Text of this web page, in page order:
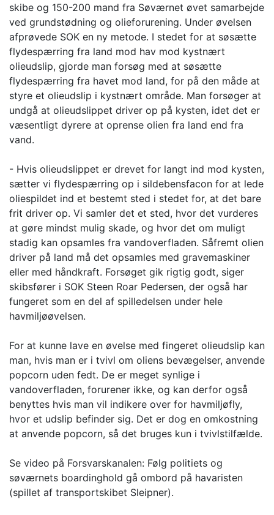
skibe og 150-200 mand fra Søværnet øvet samarbejde
ved grundstødning og olieforurening. Under øvelsen
afprøvede SOK en ny metode. I stedet for at søsætte
flydespærring fra land mod hav mod kystnært
olieudslip, gjorde man forsøg med at søsætte
flydespærring fra havet mod land, for på den måde at
styre et olieudslip i kystnært område. Man forsøger at
undgå at olieudslippet driver op på kysten, idet det er
væsentligt dyrere at oprense olien fra land end fra
vand.
- Hvis olieudslippet er drevet for langt ind mod kysten,
sætter vi flydespærring op i sildebensfacon for at lede
oliespildet ind et bestemt sted i stedet for, at det bare
frit driver op. Vi samler det et sted, hvor det vurderes
at gøre mindst mulig skade, og hvor det om muligt
stadig kan opsamles fra vandoverfladen. Såfremt olien
driver på land må det opsamles med gravemaskiner
eller med håndkraft. Forsøget gik rigtig godt, siger
skibsfører i SOK Steen Roar Pedersen, der også har
fungeret som en del af spilledelsen under hele
havmiljøøvelsen.
For at kunne lave en øvelse med fingeret olieudslip kan
man, hvis man er i tvivl om oliens bevægelser, anvende
popcorn uden fedt. De er meget synlige i
vandoverfladen, forurener ikke, og kan derfor også
benyttes hvis man vil indikere over for havmiljøfly,
hvor et udslip befinder sig. Det er dog en omkostning
at anvende popcorn, så det bruges kun i tvivlstilfælde.
Se video på Forsvarskanalen: Følg politiets og
søværnets boardinghold gå ombord på havaristen
(spillet af transportskibet Sleipner).